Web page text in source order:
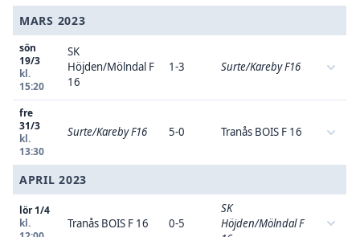
MARS 2023
sön
19/3
kl.
15:20
SK
Höjden/Mölndal F
16
1-3 Surte/Kareby F16
fre
31/3
kl.
13:30
Surte/Kareby F16 5-0 Tranås BOIS F 16
APRIL 2023
lör 1/4
kl.
Tranås BOIS F 16 0-5
SK
Höjden/Mölndal F